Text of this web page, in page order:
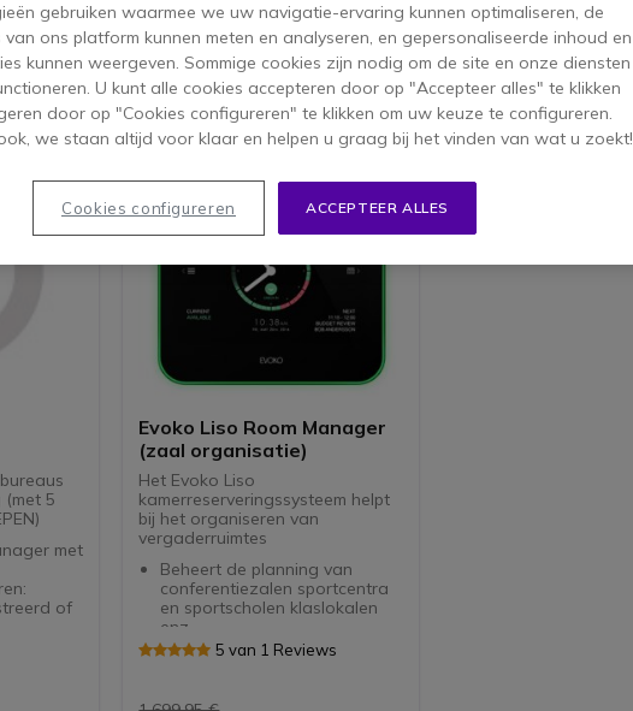
(met 5
met
of
Evoko Liso Room Manager
(zaal organisatie)
Het Evoko Liso
kamerreserveringssysteem helpt
bij het organiseren van
vergaderruimtes
Beheert de planning van
conferentiezalen sportcentra
en sportscholen klaslokalen
enz.
Toont de
Beheert de reservering van
5 van 1 Reviews
gebruiken waarmee we uw navigatie-ervaring kunnen optimaliseren, de
ons platform kunnen meten en analyseren, en gepersonaliseerde inhoud en
kunnen weergeven. Sommige cookies zijn nodig om de site en onze diensten
U kunt alle cookies accepteren door op "Accepteer alles" te klikken
door op "Cookies configureren" te klikken om uw keuze te configureren.
we staan altijd voor klaar en helpen u graag bij het vinden van wat u zoekt!
ACCEPTEER ALLES
Cookies configureren